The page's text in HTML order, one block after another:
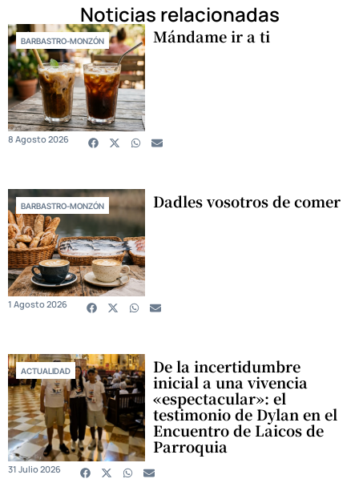
Noticias relacionadas
BARBASTRO-MONZÓN Mándame ir a ti
8 Agosto 2026
BARBASTRO-MONZÓN Dadles vosotros de comer
1 Agosto 2026
ACTUALIDAD De la incertidumbre
inicial a una vivencia
«espectacular»: el
testimonio de Dylan en el
Encuentro de Laicos de
Parroquia
31 Julio 2026